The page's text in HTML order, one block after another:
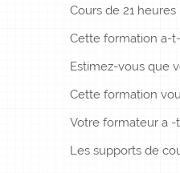
Cours de 21 heures
Cette formation a-
Estimez-vous que
Cette formation
Votre formateur a -
Les supports de